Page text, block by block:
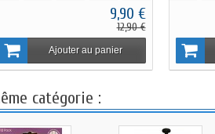
9,90 €
12,90 €
Ajouter au panier
catégorie :